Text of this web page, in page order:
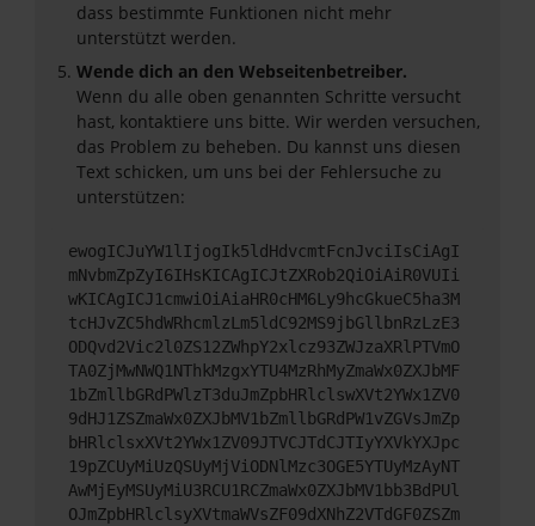
dass bestimmte Funktionen nicht mehr
unterstützt werden.
Wende dich an den Webseitenbetreiber.
Wenn du alle oben genannten Schritte versucht
hast, kontaktiere uns bitte. Wir werden versuchen,
das Problem zu beheben. Du kannst uns diesen
Text schicken, um uns bei der Fehlersuche zu
unterstützen:
ewogICJuYW1lIjogIk5ldHdvcmtFcnJvciIsCiAgI
mNvbmZpZyI6IHsKICAgICJtZXRob2QiOiAiR0VUIi
wKICAgICJ1cmwiOiAiaHR0cHM6Ly9hcGkueC5ha3M
tcHJvZC5hdWRhcmlzLm5ldC92MS9jbGllbnRzLzE3
ODQvd2Vic2l0ZS12ZWhpY2xlcz93ZWJzaXRlPTVmO
TA0ZjMwNWQ1NThkMzgxYTU4MzRhMyZmaWx0ZXJbMF
1bZmllbGRdPWlzT3duJmZpbHRlclswXVt2YWx1ZV0
9dHJ1ZSZmaWx0ZXJbMV1bZmllbGRdPW1vZGVsJmZp
bHRlclsxXVt2YWx1ZV09JTVCJTdCJTIyYXVkYXJpc
19pZCUyMiUzQSUyMjViODNlMzc3OGE5YTUyMzAyNT
AwMjEyMSUyMiU3RCU1RCZmaWx0ZXJbMV1bb3BdPUl
OJmZpbHRlclsyXVtmaWVsZF09dXNhZ2VTdGF0ZSZm